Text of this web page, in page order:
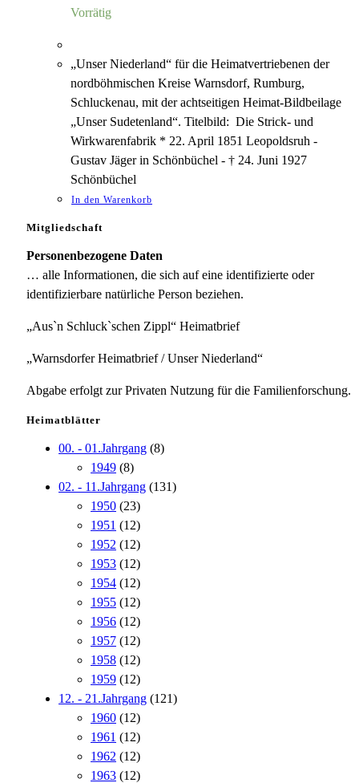
Vorrätig
„Unser Niederland“ für die Heimatvertriebenen der
nordböhmischen Kreise Warnsdorf, Rumburg,
Schluckenau, mit der achtseitigen Heimat-Bildbeilage
„Unser Sudetenland“. Titelbild: Die Strick- und
Wirkwarenfabrik * 22. April 1851 Leopoldsruh -
Gustav Jäger in Schönbüchel - † 24. Juni 1927
Schönbüchel
In den Warenkorb
Mitgliedschaft
Personenbezogene Daten
… alle Informationen, die sich auf eine identifizierte oder
identifizierbare natürliche Person beziehen.
„Aus`n Schluck`schen Zippl“ Heimatbrief
„Warnsdorfer Heimatbrief / Unser Niederland“
Abgabe erfolgt zur Privaten Nutzung für die Familienforschung.
Heimatblätter
00. - 01.Jahrgang (8)
1949 (8)
02. - 11.Jahrgang (131)
1950 (23)
1951 (12)
1952 (12)
1953 (12)
1954 (12)
1955 (12)
1956 (12)
1957 (12)
1958 (12)
1959 (12)
12. - 21.Jahrgang (121)
1960 (12)
1961 (12)
1962 (12)
1963 (12)